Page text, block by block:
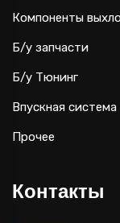
Компоненты
Б/у запчасти
Б/у Тюнинг
Впускная система
Прочее
Контакты